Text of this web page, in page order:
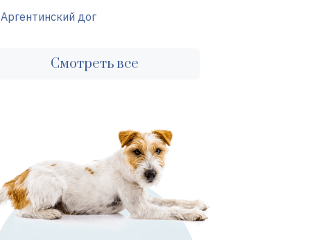
Аргентинский дог
Смотреть все